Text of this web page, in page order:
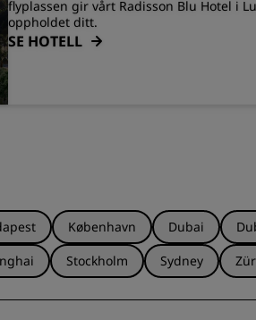
flyplassen gir vårt Radisson Blu Hotel i
oppholdet ditt.
SE HOTELL
København Dubai
Stockholm Sydney